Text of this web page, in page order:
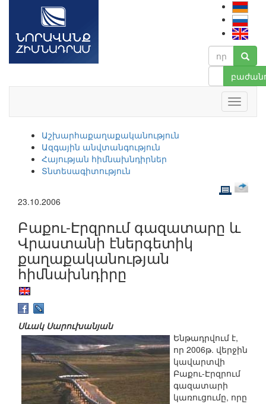
Աշխարհաքաղաքականություն
Ազգային անվտանգություն
Հայության հիմնախնդիրներ
Տնտեսագիտություն
23.10.2006
Բաքու-Էրզրում գազատարը և
Վրաստանի էներգետիկ
քաղաքականության
հիմնախնդիրը
Սևակ Սարուխանյան
Ենթադրվում է,
որ 2006թ. վերջին
կավարտվի
Բաքու-Էրզրում
գազատարի
կառուցումը, որը